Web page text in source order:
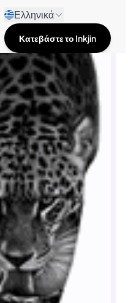
Ελληνικά
Κατεβάστε το Inkjin